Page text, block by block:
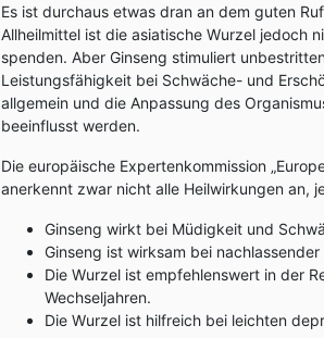
Es ist durchaus etwas dran an dem guten
Allheilmittel ist die asiatische Wurzel jedoch
spenden. Aber Ginseng stimuliert
Leistungsfähigkeit bei Schwäche- und
allgemein und die Anpassung des
beeinflusst werden.
Die europäische Expertenkommission
anerkennt zwar nicht alle Heilwirkungen an,
Ginseng wirkt bei Müdigkeit und
Ginseng ist wirksam bei
Die Wurzel ist empfehlenswert in der
Wechseljahren.
Die Wurzel ist hilfreich bei leichten